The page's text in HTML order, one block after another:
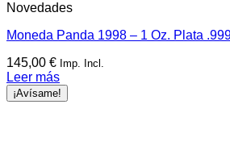
Novedades
Moneda Panda 1998 – 1 Oz. Plata
145,00 € Imp. Incl.
Leer más
¡Avísame!